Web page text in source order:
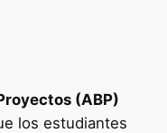
(ABP)
los estudiantes